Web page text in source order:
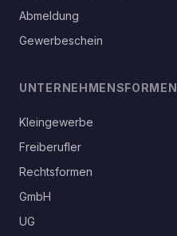
Abmeldung
Gewerbeschein
UNTERNEHMENSFORMEN
Kleingewerbe
Freiberufler
Rechtsformen
GmbH
UG